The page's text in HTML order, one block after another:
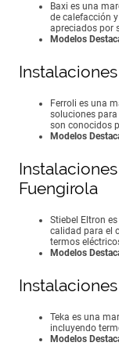
Baxi es una
de calefacción
apreciados por
Modelos
Ferroli es una
soluciones
son conocidos
Modelos
Fuengirola
Stiebel Eltron
calidad para el
termos
Modelos
Teka es una
incluyendo
Modelos